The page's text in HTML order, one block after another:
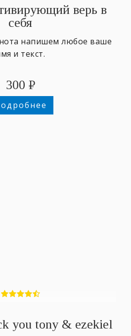
верь в
себя
напишем любое ваше
и текст.
300 ₽
you tony & ezekiel